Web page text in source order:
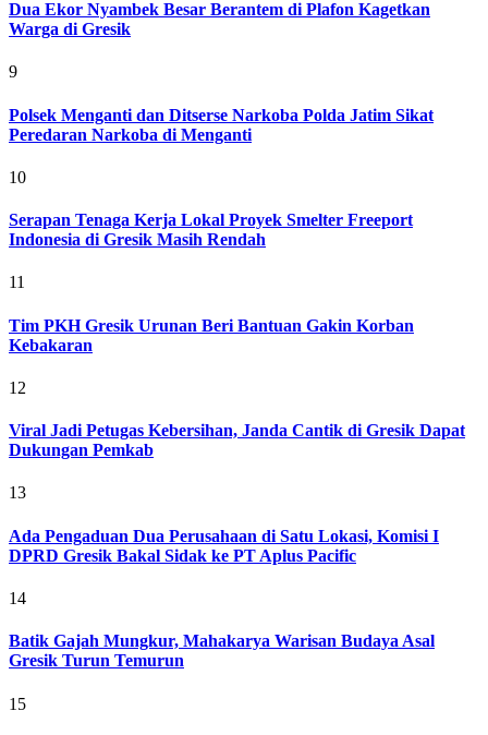
Dua Ekor Nyambek Besar Berantem di Plafon Kagetkan
Warga di Gresik
9
Polsek Menganti dan Ditserse Narkoba Polda Jatim Sikat
Peredaran Narkoba di Menganti
10
Serapan Tenaga Kerja Lokal Proyek Smelter Freeport
Indonesia di Gresik Masih Rendah
11
Tim PKH Gresik Urunan Beri Bantuan Gakin Korban
Kebakaran
12
Viral Jadi Petugas Kebersihan, Janda Cantik di Gresik Dapat
Dukungan Pemkab
13
Ada Pengaduan Dua Perusahaan di Satu Lokasi, Komisi I
DPRD Gresik Bakal Sidak ke PT Aplus Pacific
14
Batik Gajah Mungkur, Mahakarya Warisan Budaya Asal
Gresik Turun Temurun
15